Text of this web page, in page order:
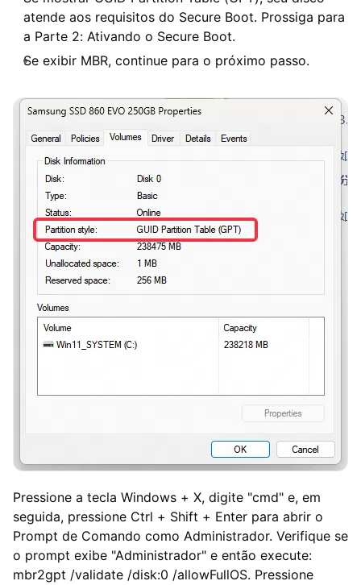
atende aos requisitos do Secure Boot. Prossiga para
a Parte 2: Ativando o Secure Boot.
Se exibir MBR, continue para o próximo passo.
Pressione a tecla Windows + X, digite "cmd" e, em
seguida, pressione Ctrl + Shift + Enter para abrir o
Prompt de Comando como Administrador. Verifique se
o prompt exibe "Administrador" e então execute:
mbr2gpt /validate /disk:0 /allowFullOS. Pressione